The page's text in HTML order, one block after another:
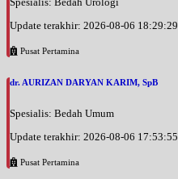
Update terakhir: 2026-08-06 18:29:29
Pusat Pertamina
dr. AURIZAN DARYAN KARIM, SpB
Spesialis: Bedah Umum
Update terakhir: 2026-08-06 17:53:55
Pusat Pertamina